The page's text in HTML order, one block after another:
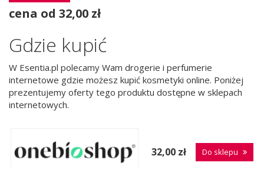
cena od 32,00 zł
Gdzie kupić
W Esentia.pl polecamy Wam drogerie i perfumerie
internetowe gdzie możesz kupić kosmetyki online. Poniżej
prezentujemy oferty tego produktu dostępne w sklepach
internetowych.
32,00 zł Do sklepu